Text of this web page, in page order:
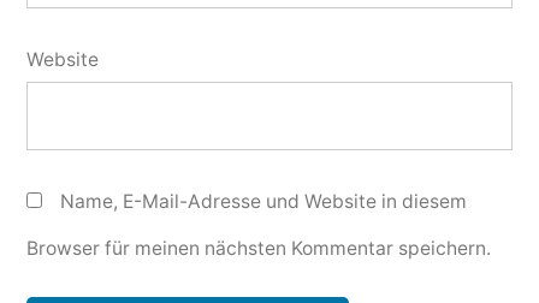
Website
Name, E-Mail-Adresse und Website in diesem
Browser für meinen nächsten Kommentar speichern.